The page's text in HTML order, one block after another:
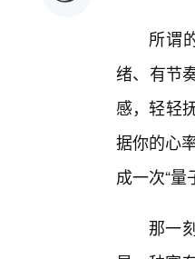
所谓
绪、有节
感，轻轻
据你的心
成一次“量
那一